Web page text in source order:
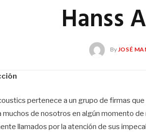
Hanss
ByJOSÉ
pertenece a un grupo de firmas
muchos de nosotros en algún momento
llamados por la atención de sus